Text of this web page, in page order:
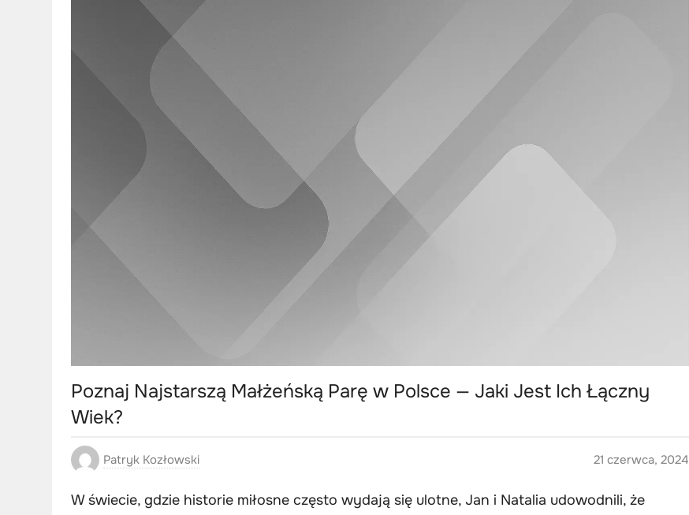
Poznaj Najstarszą Małżeńską Parę w Polsce — Jaki Jest Ich Łączny
Wiek?
Patryk Kozłowski 21 czerwca, 2024
W świecie, gdzie historie miłosne często wydają się ulotne, Jan i Natalia udowodnili, że